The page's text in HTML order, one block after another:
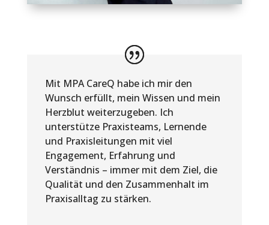
Mit MPA CareQ habe ich mir den
Wunsch erfüllt, mein Wissen und mein
Herzblut weiterzugeben. Ich
unterstütze Praxisteams, Lernende
und Praxisleitungen mit viel
Engagement, Erfahrung und
Verständnis – immer mit dem Ziel, die
Qualität und den Zusammenhalt im
Praxisalltag zu stärken.